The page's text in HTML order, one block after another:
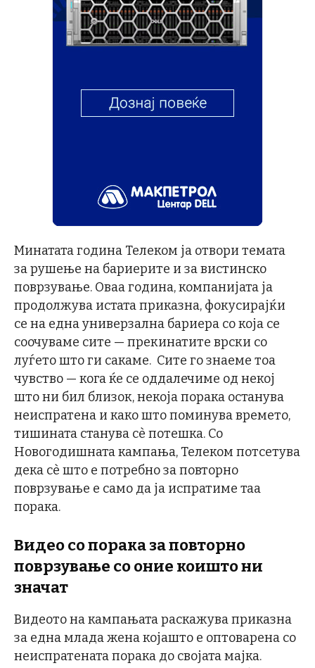
Минатата година Телеком ја отвори темата
за рушење на бариерите и за вистинско
поврзување. Оваа година, компанијата ја
продолжува истата приказна, фокусирајќи
се на една универзална бариера со која се
соочуваме сите — прекинатите врски со
луѓето што ги сакаме. Сите го знаеме тоа
чувство — кога ќе се оддалечиме од некој
што ни бил близок, некоја порака останува
неиспратена и како што поминува времето,
тишината станува сè потешка. Со
Новогодишната кампања, Телеком потсетува
дека сè што е потребно за повторно
поврзување е само да ја испратиме таа
порака.
Видео со порака за повторно
поврзување со оние коишто ни
значат
Видеото на кампањата раскажува приказна
за една млада жена којашто е оптоварена со
неиспратената порака до својата мајка.